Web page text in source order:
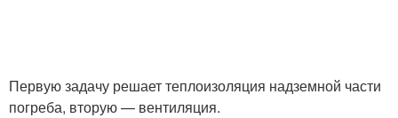
Первую задачу решает теплоизоляция надземной части
погреба, вторую — вентиляция.